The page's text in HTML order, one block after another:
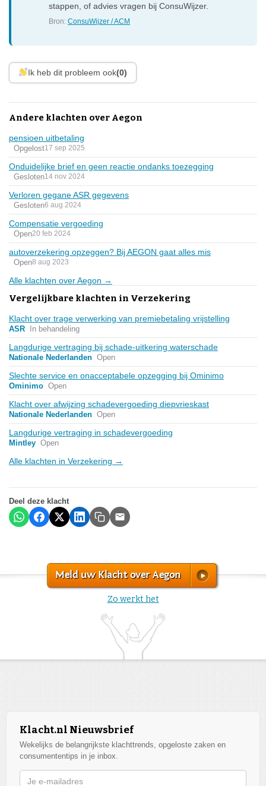
stappen, of advies vragen bij ConsuWijzer.
Bron:ConsuWijzer / ACM
Ik heb dit probleem ook(0)
Andere klachten over Aegon
pensioen uitbetaling
Opgelost17 sep 2025
Onduidelijke brief en geen reactie ondanks toezegging
Gesloten14 nov 2024
Verloren gegane ASR gegevens
Gesloten6 aug 2024
Compensatie vergoeding
Open20 feb 2024
autoverzekering opzeggen? Bij AEGON gaat alles mis
Open8 aug 2023
Alle klachten over Aegon →
Vergelijkbare klachten in Verzekering
Klacht over trage verwerking van premiebetaling vrijstelling
ASR In behandeling
Langdurige vertraging bij schade-uitkering waterschade
Nationale Nederlanden Open
Slechte service en onacceptabele opzegging bij Ominimo
Ominimo Open
Klacht over afwijzing schadevergoeding diepvrieskast
Nationale Nederlanden Open
Langdurige vertraging in schadevergoeding
Mintley Open
Alle klachten in Verzekering →
Deel deze klacht
Meld uw Klacht over Aegon
Zo werkt het
Klacht.nl Nieuwsbrief
Wekelijks de belangrijkste klachttrends, opgeloste zaken en
consumententips in je inbox.